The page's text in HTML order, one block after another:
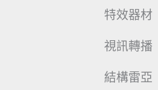
特效器材
視訊轉播
結構雷亞